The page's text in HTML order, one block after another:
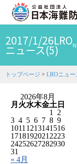
2017/1/26LRO
ニュース(5)
トップページ >LROニュー
2026年8月
月 火水木金土 日
1
2
3 4 5 6 7 8 9
1011 1213141516
1718192021 2223
24252627282930
31
« 4月